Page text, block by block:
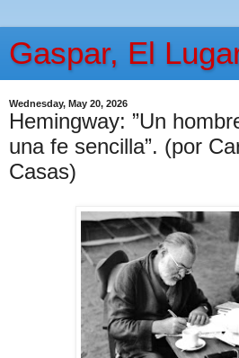
Gaspar, El
Wednesday, May 20, 2026
Hemingway: ”Un
una fe sencilla”. (por
Casas)